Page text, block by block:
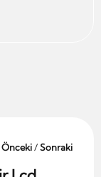
Önceki/Sonraki